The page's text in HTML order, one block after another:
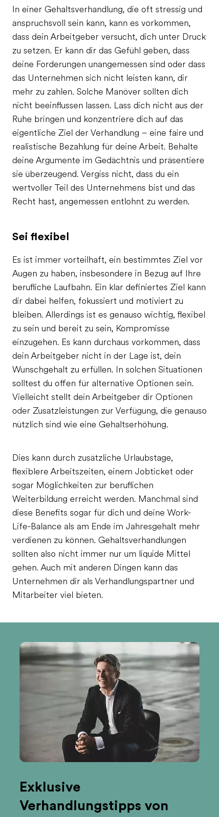
In einer Gehaltsverhandlung, die oft stressig und
anspruchsvoll sein kann, kann es vorkommen,
dass dein Arbeitgeber versucht, dich unter Druck
zu setzen. Er kann dir das Gefühl geben, dass
deine Forderungen unangemessen sind oder dass
das Unternehmen sich nicht leisten kann, dir
mehr zu zahlen. Solche Manöver sollten dich
nicht beeinflussen lassen. Lass dich nicht aus der
Ruhe bringen und konzentriere dich auf das
eigentliche Ziel der Verhandlung – eine faire und
realistische Bezahlung für deine Arbeit. Behalte
deine Argumente im Gedächtnis und präsentiere
sie überzeugend. Vergiss nicht, dass du ein
wertvoller Teil des Unternehmens bist und das
Recht hast, angemessen entlohnt zu werden.
Sei flexibel
Es ist immer vorteilhaft, ein bestimmtes Ziel vor
Augen zu haben, insbesondere in Bezug auf Ihre
berufliche Laufbahn. Ein klar definiertes Ziel kann
dir dabei helfen, fokussiert und motiviert zu
bleiben. Allerdings ist es genauso wichtig, flexibel
zu sein und bereit zu sein, Kompromisse
einzugehen. Es kann durchaus vorkommen, dass
dein Arbeitgeber nicht in der Lage ist, dein
Wunschgehalt zu erfüllen. In solchen Situationen
solltest du offen für alternative Optionen sein.
Vielleicht stellt dein Arbeitgeber dir Optionen
oder Zusatzleistungen zur Verfügung, die genauso
nützlich sind wie eine Gehaltserhöhung.
Dies kann durch zusätzliche Urlaubstage,
flexiblere Arbeitszeiten, einem Jobticket oder
sogar Möglichkeiten zur beruflichen
Weiterbildung erreicht werden. Manchmal sind
diese Benefits sogar für dich und deine Work-
Life-Balance als am Ende im Jahresgehalt mehr
verdienen zu können. Gehaltsverhandlungen
sollten also nicht immer nur um liquide Mittel
gehen. Auch mit anderen Dingen kann das
Unternehmen dir als Verhandlungspartner und
Mitarbeiter viel bieten.
Exklusive
Verhandlungstipps von